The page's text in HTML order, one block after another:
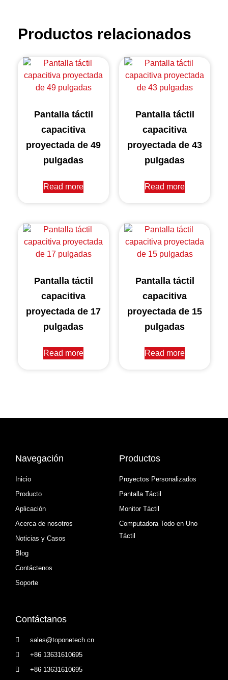
Productos relacionados
Pantalla táctil
capacitiva
proyectada de 49
pulgadas
Read more
Pantalla táctil
capacitiva
proyectada de 43
pulgadas
Read more
Pantalla táctil
capacitiva
proyectada de 17
pulgadas
Read more
Pantalla táctil
capacitiva
proyectada de 15
pulgadas
Read more
Navegación
Inicio
Producto
Aplicación
Acerca de nosotros
Noticias y Casos
Blog
Contáctenos
Soporte
Productos
Proyectos Personalizados
Pantalla Táctil
Monitor Táctil
Computadora Todo en Uno
Táctil
Contáctanos
sales@toponetech.cn
+86 13631610695
+86 13631610695